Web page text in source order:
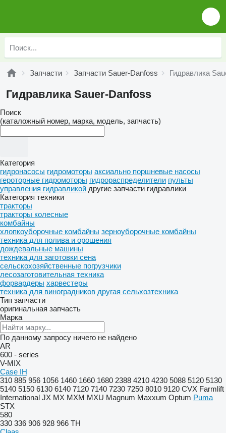
Запчасти Запчасти Sauer-Danfoss Гидравлика
Гидравлика Sauer-Danfoss
Поиск
(каталожный номер, марка, модель, запчасть)
Категория
гидронасосы гидромоторы аксиально поршневые насосы
героторные гидромоторы гидрораспределители пульты
управления гидравликой другие запчасти гидравлики
Категория техники
тракторы
тракторы колесные
комбайны
хлопкоуборочные комбайны зерноуборочные комбайны
техника для полива и орошения
дождевальные машины
техника для заготовки сена
сельскохозяйственные погрузчики
лесозаготовительная техника
форвардеры харвестеры
техника для виноградников другая сельхозтехника
Тип запчасти
оригинальная запчасть
Марка
По данному запросу ничего не найдено
AR
600 - series
V-MIX
Case IH
310 885 956 1056 1460 1660 1680 2388 4210 4230 5088 5120 5130
5140 5150 6130 6140 7120 7140 7230 7250 8010 9120 CVX Farmlift
International JX MX MXM MXU Magnum Maxxum Optum Puma
STX
580
330 336 906 928 966 TH